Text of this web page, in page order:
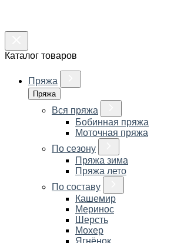
Каталог товаров
Пряжа
Пряжа
Вся пряжа
Бобинная пряжа
Моточная пряжа
По сезону
Пряжа зима
Пряжа лето
По составу
Кашемир
Меринос
Шерсть
Мохер
Ягнёнок